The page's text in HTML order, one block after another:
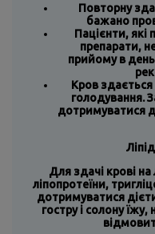
Повторну
бажано
Пацієнти,
препарати,
прийому в
Кров
голодування.
дотримуватися
Для здачі крові
ліпопротеїни,
дотримуватися
гостру і солону